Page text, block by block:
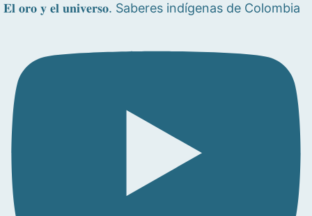
𝐄𝐥 𝐨𝐫𝐨 𝐲 𝐞𝐥 𝐮𝐧𝐢𝐯𝐞𝐫𝐬𝐨. Saberes indígenas de Colombia